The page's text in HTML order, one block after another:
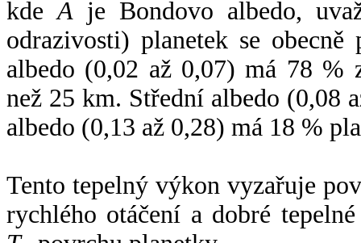
kdeA je Bondovo albedo,
odrazivosti) planetek se
albedo (0,02 až 0,07) má 78 %
než 25 km. Střední albedo (0,08
albedo (0,13 až 0,28) má 18 %
Tento tepelný výkon vyzařuje
rychlého otáčení a dobré